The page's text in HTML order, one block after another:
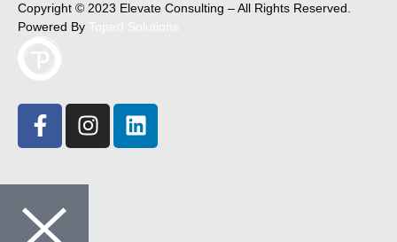
Copyright © 2023 Elevate Consulting – All Rights Reserved.
Powered By